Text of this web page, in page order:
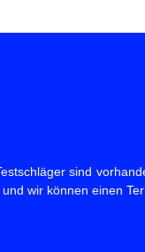
sind
wir können einen